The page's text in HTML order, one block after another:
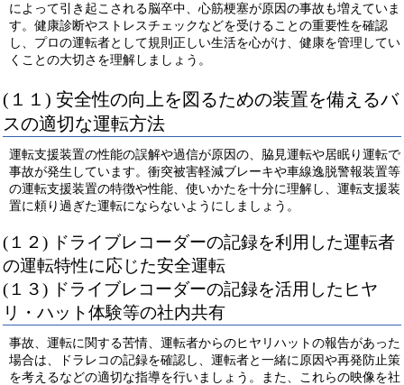
によって引き起こされる脳卒中、心筋梗塞が原因の事故も増えていま
す。健康診断やストレスチェックなどを受けることの重要性を確認
し、プロの運転者として規則正しい生活を心がけ、健康を管理してい
くことの大切さを理解しましょう。
(１１) 安全性の向上を図るための装置を備えるバ
スの適切な運転方法
運転支援装置の性能の誤解や過信が原因の、脇見運転や居眠り運転で
事故が発生しています。衝突被害軽減ブレーキや車線逸脱警報装置等
の運転支援装置の特徴や性能、使いかたを十分に理解し、運転支援装
置に頼り過ぎた運転にならないようにしましょう。
(１２) ドライブレコーダーの記録を利用した運転者
の運転特性に応じた安全運転
(１３) ドライブレコーダーの記録を活用したヒヤ
リ・ハット体験等の社内共有
事故、運転に関する苦情、運転者からのヒヤリハットの報告があった
場合は、ドラレコの記録を確認し、運転者と一緒に原因や再発防止策
を考えるなどの適切な指導を行いましょう。また、これらの映像を社